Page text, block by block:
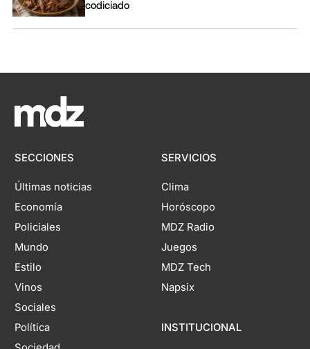
codiciado
SECCIONES
Últimas noticias
Economía
Policiales
Mundo
Estilo
Vinos
Sociales
Política
SERVICIOS
Clima
Horóscopo
MDZ Radio
Juegos
MDZ Tech
Napsix
INSTITUCIONAL